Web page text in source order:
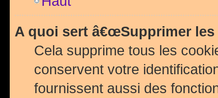
A quoi sert â€œSupprimer les
Cela supprime tous les
conservent votre
fournissent aussi des